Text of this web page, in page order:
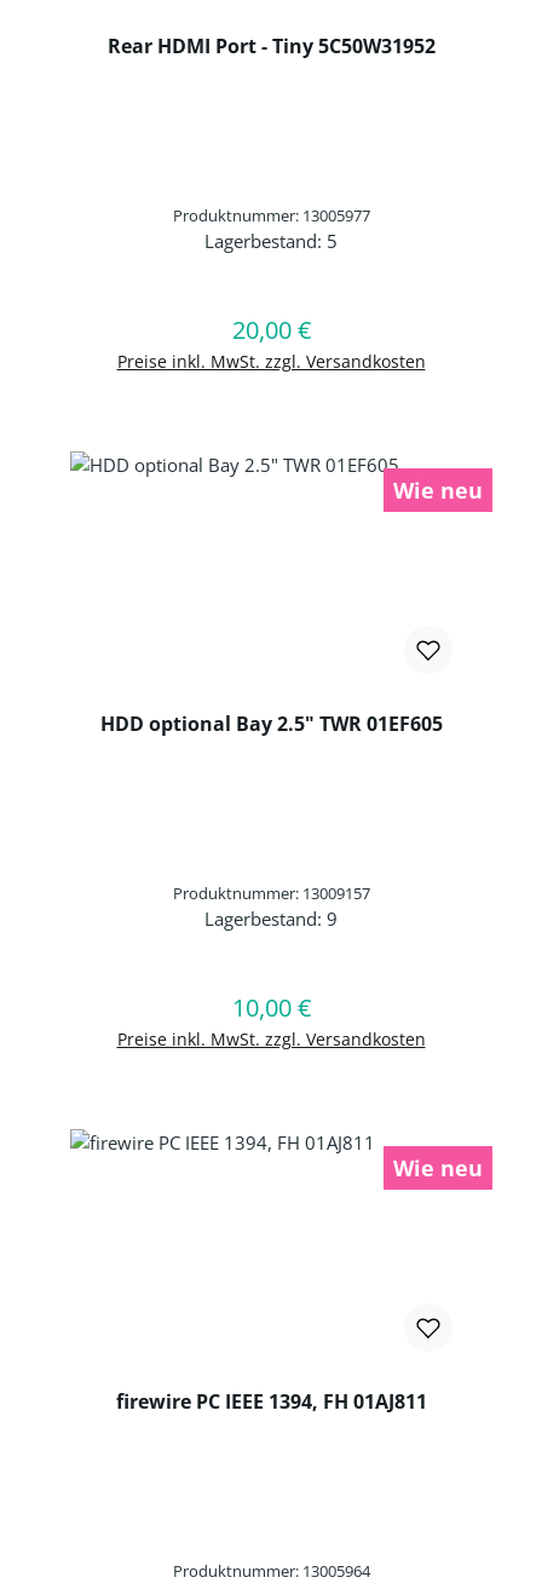
Rear HDMI Port - Tiny 5C50W31952
Produktnummer: 13005977
Lagerbestand: 5
Regulärer Preis:
20,00 €
Preise inkl. MwSt. zzgl. Versandkosten
In den Warenkorb
Wie neu
HDD optional Bay 2.5" TWR 01EF605
Produktnummer: 13009157
Lagerbestand: 9
Regulärer Preis:
10,00 €
Preise inkl. MwSt. zzgl. Versandkosten
In den Warenkorb
Wie neu
firewire PC IEEE 1394, FH 01AJ811
Produktnummer: 13005964